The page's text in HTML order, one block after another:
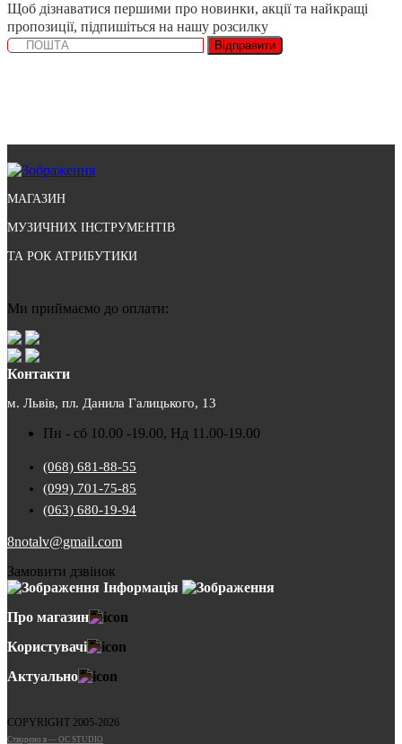
Щоб дізнаватися першими про новинки, акції та найкращі
пропозиції, підпишіться на нашу розсилку
Відправити
МАГАЗИН
МУЗИЧНИХ ІНСТРУМЕНТІВ
ТА РОК АТРИБУТИКИ
Ми приймаємо до оплати:
Контакти
м. Львів, пл. Данила Галицького, 13
Пн - сб 10.00 -19.00, Нд 11.00-19.00
(068) 681-88-55
(099) 701-75-85
(063) 680-19-94
8notalv@gmail.com
Замовити дзвінок
Інформація
Про магазин
Користувачі
Актуально
COPYRIGHT 2005-2026
Cтворено в — OC STUDIO